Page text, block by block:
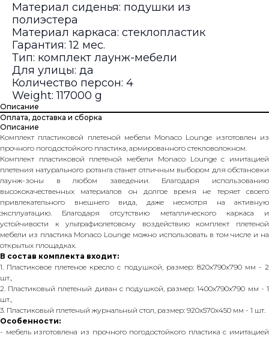
Материал сиденья: подушки из
полиэстера
Материал каркаса: стеклопластик
Гарантия: 12 мес.
Тип: комплект лаунж-мебели
Для улицы: да
Количество персон: 4
Weight: 117000 g
Описание
Оплата, доставка и сборка
Описание
Комплект пластиковой плетеной мебели Monaco Lounge изготовлен из
прочного погодостойкого пластика, армированного стекловолокном.
Комплект пластиковой плетеной мебели Monaco Lounge с имитацией
плетения натурального ротанга станет отличным выбором для обстановки
лаунж-зоны в любом заведении. Благодаря использованию
высококачественных материалов он долгое время не теряет своего
привлекательного внешнего вида, даже несмотря на активную
эксплуатацию. Благодаря отсутствию металлического каркаса и
устойчивости к ультрафиолетовому воздействию комплект плетеной
мебели из пластика Monaco Lounge можно использовать в том числе и на
открытых площадках.
В состав комплекта входит:
1. Пластиковое плетеное кресло с подушкой, размер: 820х790х790 мм - 2
шт.,
2. Пластиковый плетеный диван с подушкой, размер: 1400х790х790 мм - 1
шт.,
3. Пластиковый плетеный журнальный стол, размер: 920х570х450 мм - 1 шт.
Особенности:
- мебель изготовлена из прочного погодостойкого пластика с имитацией